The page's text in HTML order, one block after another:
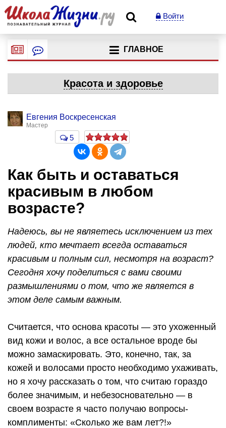
Войти
ГЛАВНОЕ
Красота и здоровье
Евгения Воскресенская
Мастер
5
Как быть и оставаться
красивым в любом
возрасте?
Надеюсь, вы не являетесь исключением из тех
людей, кто мечтает всегда оставаться
красивым и полным сил, несмотря на возраст?
Сегодня хочу поделиться с вами своими
размышлениями о том, что же является в
этом деле самым важным.
Считается, что основа красоты — это ухоженный
вид кожи и волос, а все остальное вроде бы
можно замаскировать. Это, конечно, так, за
кожей и волосами просто необходимо ухаживать,
но я хочу рассказать о том, что считаю гораздо
более значимым, и небезосновательно — в
своем возрасте я часто получаю вопросы-
комплименты: «Сколько же вам лет?!»